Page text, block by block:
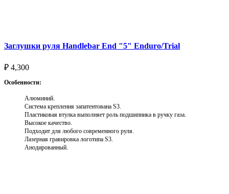
Заглушки руля Handlebar End "5" Enduro/Trial
₽ 4,300
Особенности:
Алюминий.
Система крепления запатентована S3.
Пластиковая втулка выполняет роль подшипника в ручку газа.
Высокое качество.
Подходит для любого современного руля.
Лазерная гравировка логотипа S3.
Анодированный.